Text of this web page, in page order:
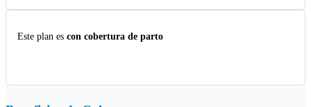
Este plan es con cobertura de parto